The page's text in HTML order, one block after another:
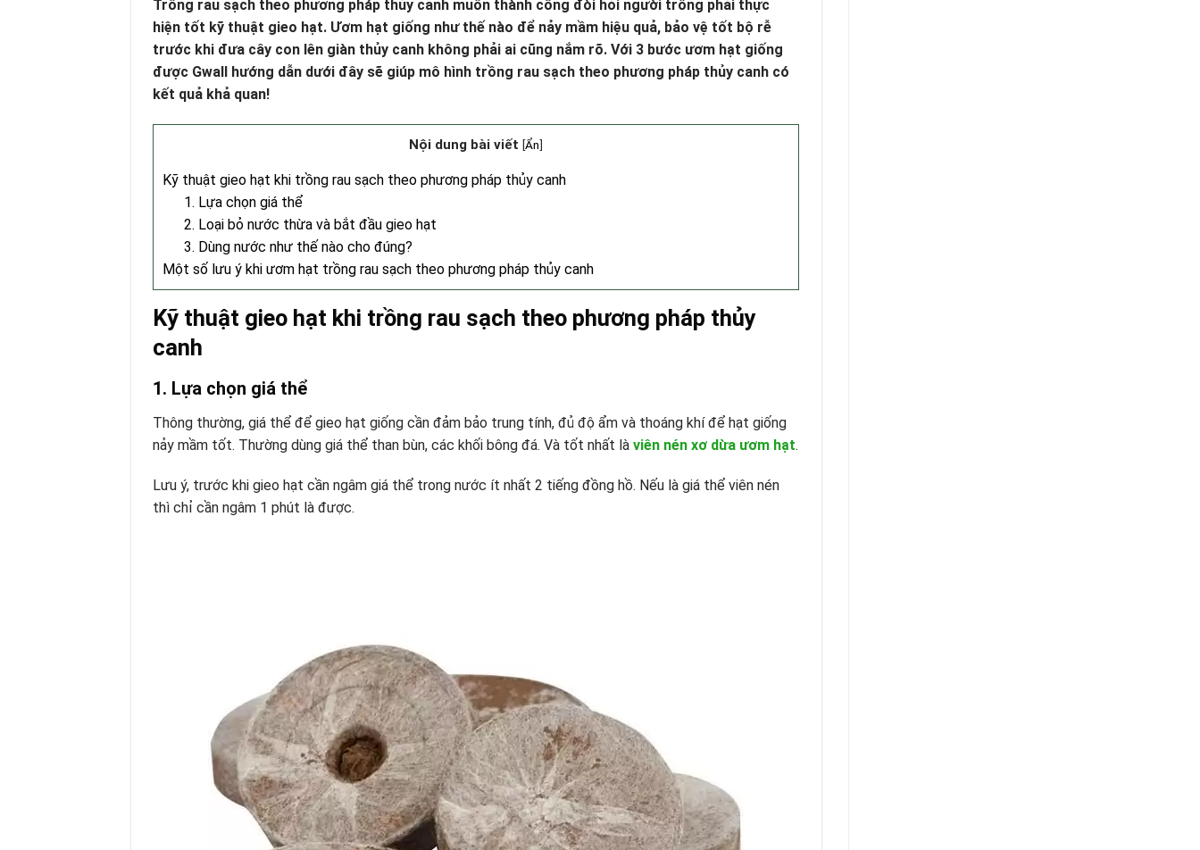
Trồng rau sạch theo phương pháp thủy canh muốn thành công đòi hỏi người trồng phải thực
hiện tốt kỹ thuật gieo hạt. Ươm hạt giống như thế nào để nảy mầm hiệu quả, bảo vệ tốt bộ rễ
trước khi đưa cây con lên giàn thủy canh không phải ai cũng nắm rõ. Với 3 bước ươm hạt giống
được Gwall hướng dẫn dưới đây sẽ giúp mô hình trồng rau sạch theo phương pháp thủy canh có
kết quả khả quan!
Nội dung bài viết [Ẩn]
Kỹ thuật gieo hạt khi trồng rau sạch theo phương pháp thủy canh
1. Lựa chọn giá thể
2. Loại bỏ nước thừa và bắt đầu gieo hạt
3. Dùng nước như thế nào cho đúng?
Một số lưu ý khi ươm hạt trồng rau sạch theo phương pháp thủy canh
Kỹ thuật gieo hạt khi trồng rau sạch theo phương pháp thủy
canh
1. Lựa chọn giá thể
Thông thường, giá thể để gieo hạt giống cần đảm bảo trung tính, đủ độ ẩm và thoáng khí để hạt giống
nảy mầm tốt. Thường dùng giá thể than bùn, các khối bông đá. Và tốt nhất là viên nén xơ dừa ươm hạt.
Lưu ý, trước khi gieo hạt cần ngâm giá thể trong nước ít nhất 2 tiếng đồng hồ. Nếu là giá thể viên nén
thì chỉ cần ngâm 1 phút là được.